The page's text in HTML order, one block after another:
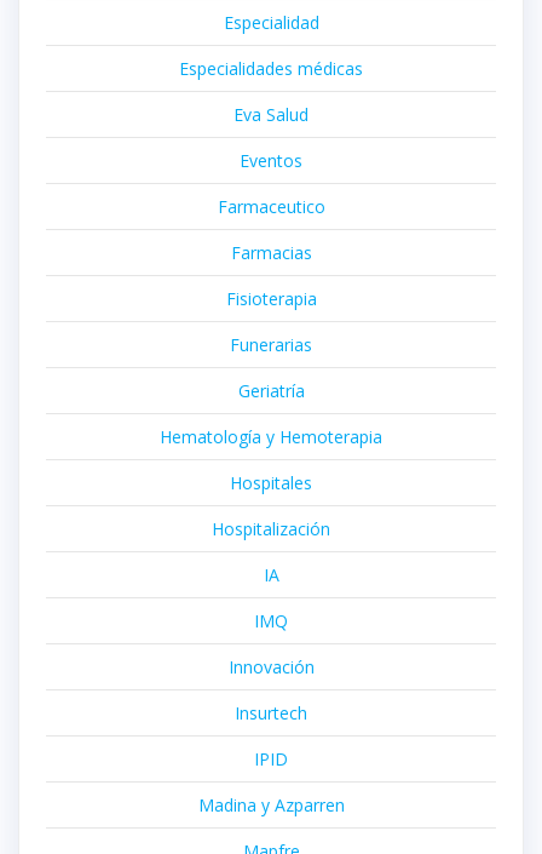
Especialidad
Especialidades médicas
Eva Salud
Eventos
Farmaceutico
Farmacias
Fisioterapia
Funerarias
Geriatría
Hematología y Hemoterapia
Hospitales
Hospitalización
IA
IMQ
Innovación
Insurtech
IPID
Madina y Azparren